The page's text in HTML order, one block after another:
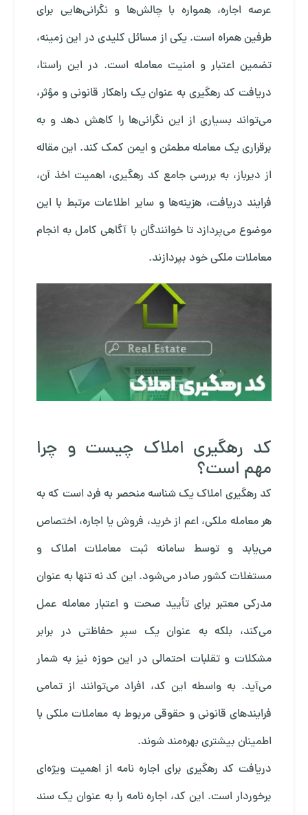
عرصه اجاره، همواره با چالش‌ها و نگرانی‌هایی برای
طرفین همراه است. یکی از مسائل کلیدی در این زمینه،
تضمین اعتبار و امنیت معامله است. در این راستا،
دریافت کد رهگیری به عنوان یک راهکار قانونی و مؤثر،
می‌تواند بسیاری از این نگرانی‌ها را کاهش دهد و به
برقراری یک معامله مطمئن و ایمن کمک کند. این مقاله
از دیرباز، به بررسی جامع کد رهگیری، اهمیت اخذ آن،
فرایند دریافت، هزینه‌ها و سایر اطلاعات مرتبط با این
موضوع می‌پردازد تا خوانندگان با آگاهی کامل به انجام
معاملات ملکی خود بپردازند.
کد رهگیری املاک چیست و چرا
مهم است؟
کد رهگیری املاک یک شناسه منحصر به فرد است که به
هر معامله ملکی، اعم از خرید، فروش یا اجاره، اختصاص
می‌یابد و توسط سامانه ثبت معاملات املاک و
مستغلات کشور صادر می‌شود. این کد نه تنها به عنوان
مدرکی معتبر برای تأیید صحت و اعتبار معامله عمل
می‌کند، بلکه به عنوان یک سپر حفاظتی در برابر
مشکلات و تقلبات احتمالی در این حوزه نیز به شمار
می‌آید. به واسطه این کد، افراد می‌توانند از تمامی
فرایندهای قانونی و حقوقی مربوط به معاملات ملکی با
اطمینان بیشتری بهره‌مند شوند.
دریافت کد رهگیری برای اجاره نامه از اهمیت ویژه‌ای
برخوردار است. این کد، اجاره نامه را به عنوان یک سند